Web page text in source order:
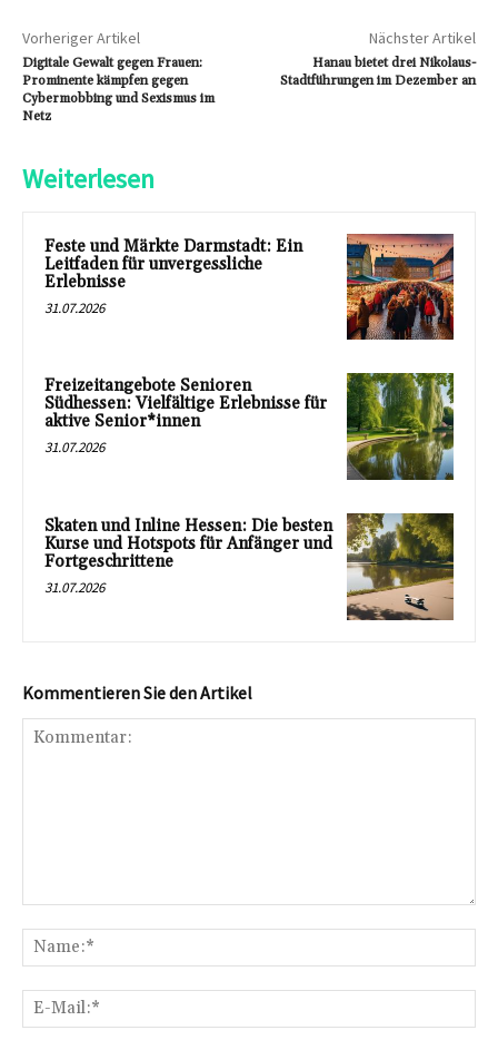
Vorheriger Artikel
Digitale Gewalt gegen Frauen:
Prominente kämpfen gegen
Cybermobbing und Sexismus im
Netz
Nächster Artikel
Hanau bietet drei Nikolaus-
Stadtführungen im Dezember an
Weiterlesen
Feste und Märkte Darmstadt: Ein
Leitfaden für unvergessliche
Erlebnisse
31.07.2026
Freizeitangebote Senioren
Südhessen: Vielfältige Erlebnisse für
aktive Senior*innen
31.07.2026
Skaten und Inline Hessen: Die besten
Kurse und Hotspots für Anfänger und
Fortgeschrittene
31.07.2026
Kommentieren Sie den Artikel